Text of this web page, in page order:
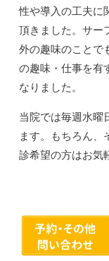
性や導入の工夫に
頂きました。サー
外の趣味のことで
の趣味・仕事を有
なりました。
当院では毎週水曜
ます。もちろん、
診希望の方はお気